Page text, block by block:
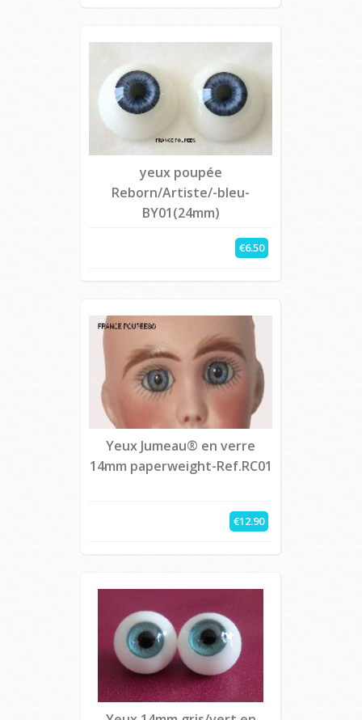
yeux poupée
Reborn/Artiste/-bleu-
BY01(24mm)
€6.50
Yeux Jumeau® en verre
14mm paperweight-Ref.RC01
€12.90